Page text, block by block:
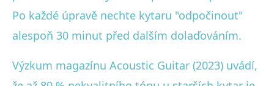
Po každé úpravě nechte kytaru "odpočinout"
alespoň 30 minut před dalším dolaďováním.
Výzkum magazínu Acoustic Guitar (2023) uvádí,